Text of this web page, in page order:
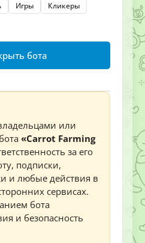
Игры
Кликеры
бота
или
«Carrot Farming
за его
подписки,
и любые действия в
сервисах.
бота
и безопасность